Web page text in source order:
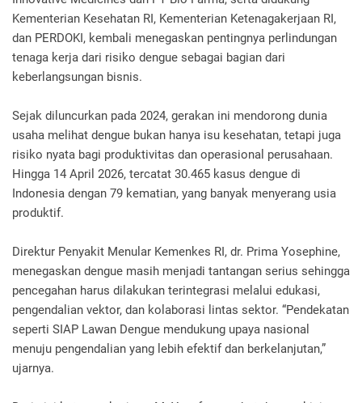
Kementerian Kesehatan RI, Kementerian Ketenagakerjaan RI,
dan PERDOKI, kembali menegaskan pentingnya perlindungan
tenaga kerja dari risiko dengue sebagai bagian dari
keberlangsungan bisnis.
Sejak diluncurkan pada 2024, gerakan ini mendorong dunia
usaha melihat dengue bukan hanya isu kesehatan, tetapi juga
risiko nyata bagi produktivitas dan operasional perusahaan.
Hingga 14 April 2026, tercatat 30.465 kasus dengue di
Indonesia dengan 79 kematian, yang banyak menyerang usia
produktif.
Direktur Penyakit Menular Kemenkes RI, dr. Prima Yosephine,
menegaskan dengue masih menjadi tantangan serius sehingga
pencegahan harus dilakukan terintegrasi melalui edukasi,
pengendalian vektor, dan kolaborasi lintas sektor. “Pendekatan
seperti SIAP Lawan Dengue mendukung upaya nasional
menuju pengendalian yang lebih efektif dan berkelanjutan,”
ujarnya.